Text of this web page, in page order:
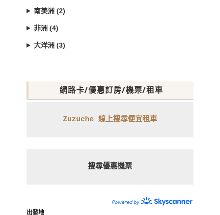
南美洲 (2)
非洲 (4)
大洋洲 (3)
網路卡/優惠訂房/機票/租車
Zuzuche 線上搜尋便宜租車
搜尋優惠機票